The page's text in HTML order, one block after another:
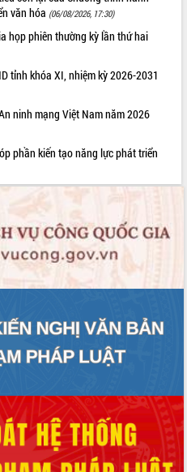
văn hóa (06/08/2026, 17:30)
họp phiên thường kỳ lần thứ hai
tỉnh khóa XI, nhiệm kỳ 2026-2031
ninh mạng Việt Nam năm 2026
phần kiến tạo năng lực phát triển